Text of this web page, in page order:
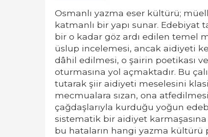
Osmanlı yazma eser kültürü;
katmanlı bir yapı sunar. Edebiyat
bir o kadar göz ardı edilen temel
üslup incelemesi, ancak aidiyeti
dâhil edilmesi, o şairin poetikası
oturmasına yol açmaktadır. Bu
tutarak şiir aidiyeti meselesini
mecmualara sızan, ona
çağdaşlarıyla kurduğu yoğun
sistematik bir aidiyet
bu hataların hangi yazma